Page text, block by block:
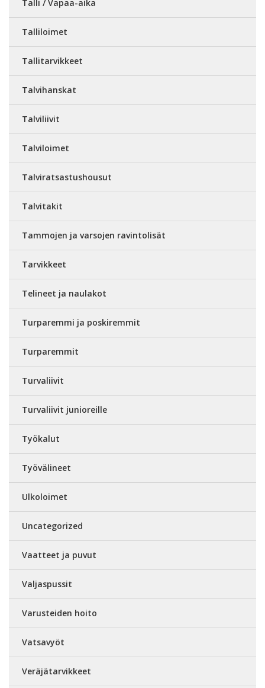
Talli / Vapaa-aika
Talliloimet
Tallitarvikkeet
Talvihanskat
Talviliivit
Talviloimet
Talviratsastushousut
Talvitakit
Tammojen ja varsojen ravintolisät
Tarvikkeet
Telineet ja naulakot
Turparemmi ja poskiremmit
Turparemmit
Turvaliivit
Turvaliivit junioreille
Työkalut
Työvälineet
Ulkoloimet
Uncategorized
Vaatteet ja puvut
Valjaspussit
Varusteiden hoito
Vatsavyöt
Veräjätarvikkeet